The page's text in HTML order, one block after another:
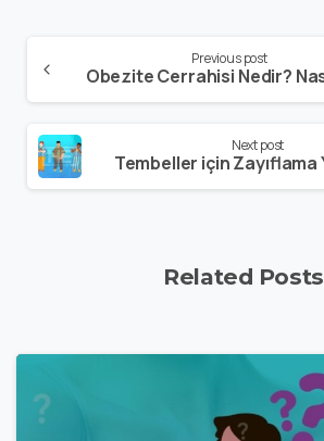
Previous post
Next post
Related Posts